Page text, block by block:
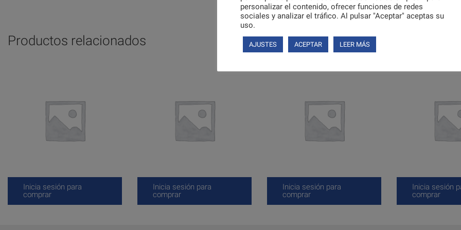
Productos relacionados
Inicia sesión para
comprar
Inicia sesión para
comprar
Inicia sesión para
comprar
Inicia sesión
comprar
personalizar el contenido, ofrecer funciones de redes
sociales y analizar el tráfico. Al pulsar "Aceptar" aceptas su
uso.
AJUSTES ACEPTAR LEER MÁS